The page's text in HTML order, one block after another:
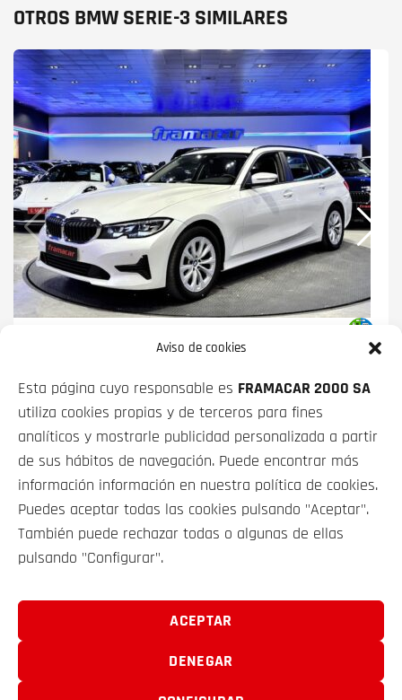
Aviso de cookies
Esta página cuyo responsable es FRAMACAR 2000 SA
utiliza cookies propias y de terceros para fines
analíticos y mostrarle publicidad personalizada a partir
de sus hábitos de navegación. Puede encontrar más
información información en nuestra política de cookies.
Puedes aceptar todas las cookies pulsando "Aceptar".
También puede rechazar todas o algunas de ellas
pulsando "Configurar".
ACEPTAR
DENEGAR
OTROS BMW SERIE-3 SIMILARES
25 900€ desde350€/mes*
VEHÍCULOS
SOBRE NOSOTROS